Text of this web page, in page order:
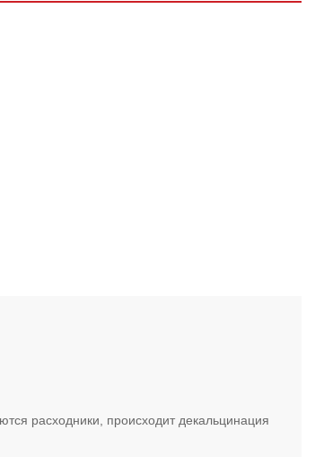
расходники, происходит декальцинация